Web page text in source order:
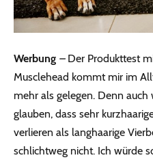
Werbung – Der Produkttest
Musclehead kommt mir im
mehr als gelegen. Denn
glauben, dass sehr
verlieren als langhaarige
schlichtweg nicht. Ich würde